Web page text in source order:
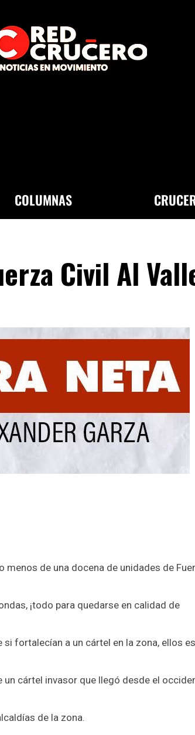
COLUMNAS
Civil Al
menos de una docena de unidades de
¡todo para quedarse en calidad de
fortalecían a un cártel en la zona, ellos
cártel invasor que llegó desde el
de la zona.